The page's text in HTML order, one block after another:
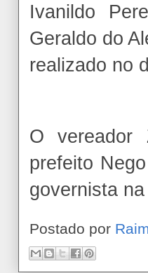
Ivanildo
Geraldo do
realizado no
O vereador
prefeito
governista
Postado por